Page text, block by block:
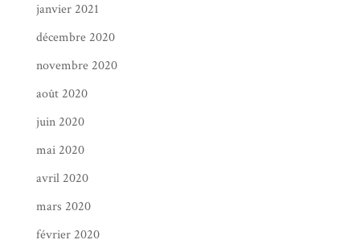
janvier 2021
décembre 2020
novembre 2020
août 2020
juin 2020
mai 2020
avril 2020
mars 2020
février 2020